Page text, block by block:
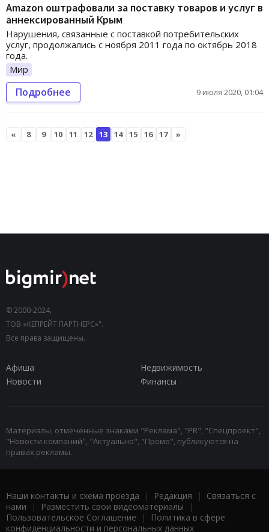
Amazon оштрафовали за поставку товаров и услуг в
аннексированный Крым
Нарушения, связанные с поставкой потребительских
услуг, продолжались с ноября 2011 года по октябрь 2018
года.
Мир
Подробнее 9 июля 2020, 01:04
« 8 9 10 11 12 13 14 15 16 17 »
© 2000-2024,
ТОВ «КЕПРЕЙТ ПАРТНЕРС»".
Все права защищены.
Афиша
Недвижимость
Новости
Финансы
Материалы, отмеченные знаками "Реклама", "PR", "Спецпроект",
"Новости компаний", "Актуально", "Промо", публикуются на
правах рекламы.
Наши контакты и схема проезда | Редакция | Связаться с
нами | Разместить свои видеоматериалы |
Пользовательское Соглашение |
Политика в сфере
конфиденциальности и персональных данных